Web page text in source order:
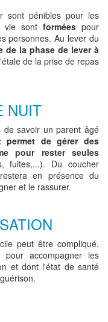
sont pénibles pour les
vie sont formées pour
personnes. Au lever du
de la phase de lever à
de la prise de repas
NUIT
de savoir un parent âgé
permet de gérer des
pour rester seules
fuites,...). Du coucher
en présence du
et le rassurer.
peut être compliqué.
accompagner les
et dont l'état de santé